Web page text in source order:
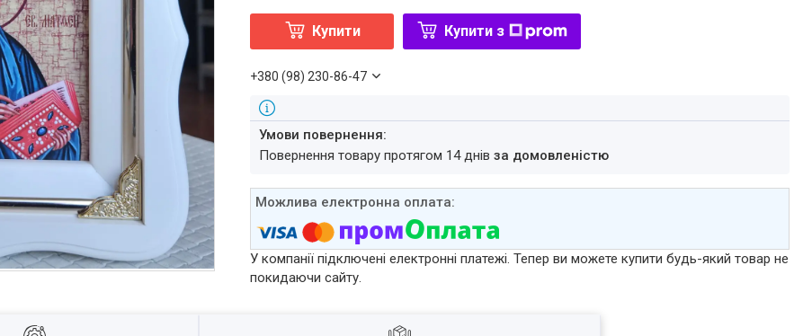
Купити Купити з
+380 (98) 230-86-47
повернення товару протягом 14 днівза домовленістю
У компанії підключені електронні платежі. Тепер ви можете купити будь-який товар не
покидаючи сайту.